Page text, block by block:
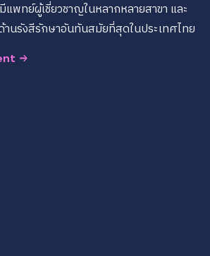
พทย์ผู้เชี่ยวชาญในหลากหลายสาขา และ
นรังสีรักษาอันทันสมัยที่สุดในประเทศไทย